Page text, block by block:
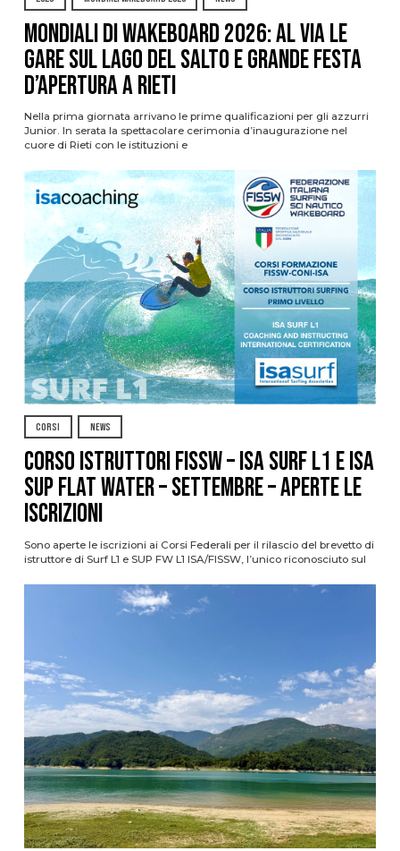
Mondiali di Wakeboard 2026: al via le
gare sul Lago del Salto e grande festa
d’apertura a Rieti
Nella prima giornata arrivano le prime qualificazioni per gli azzurri
Junior. In serata la spettacolare cerimonia d’inaugurazione nel
cuore di Rieti con le istituzioni e
CORSI NEWS
CORSO ISTRUTTORI FISSW – ISA SURF L1 e ISA
SUP Flat Water – SETTEMBRE – APERTE LE
ISCRIZIONI
Sono aperte le iscrizioni ai Corsi Federali per il rilascio del brevetto di
istruttore di Surf L1 e SUP FW L1 ISA/FISSW, l’unico riconosciuto sul